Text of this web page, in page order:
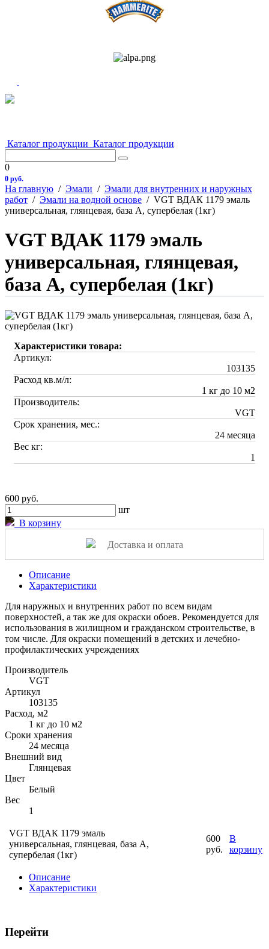
Каталог продукции Каталог продукции
0
0 руб.
На главную / Эмали / Эмали для внутренних и наружных
работ / Эмали на водной основе / VGT ВДАК 1179 эмаль
универсальная, глянцевая, база А, супербелая (1кг)
VGT ВДАК 1179 эмаль
универсальная, глянцевая,
база А, супербелая (1кг)
Характеристики товара:
Артикул:
103135
Расход кв.м/л:
1 кг до 10 м2
Производитель:
VGT
Срок хранения, мес.:
24 месяца
Вес кг:
1
600 руб.
шт
В корзину
Доставка и оплата
Описание
Характеристики
Для наружных и внутренних работ по всем видам
поверхностей, а так же для окраски обоев. Рекомендуется для
использования в жилищном и гражданском строительстве, в
том числе. Для окраски помещений в детских и лечебно-
профилактических учреждениях
Производитель
VGT
Артикул
103135
Расход, м2
1 кг до 10 м2
Сроки хранения
24 месяца
Внешний вид
Глянцевая
Цвет
Белый
Вес
1
VGT ВДАК 1179 эмаль
универсальная, глянцевая, база А,
супербелая (1кг)
600
руб.
В
корзину
Описание
Характеристики
Перейти